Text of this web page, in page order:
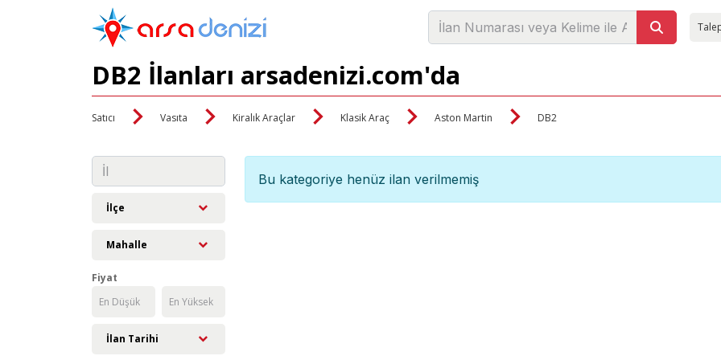
DB2 İlanları arsadenizi.com'da
Satıcı Vasıta Kiralık Araçlar Klasik Araç Aston Martin DB2
İlçe
Mahalle
Fiyat
İlan Tarihi
Bu kategoriye henüz ilan verilmemiş